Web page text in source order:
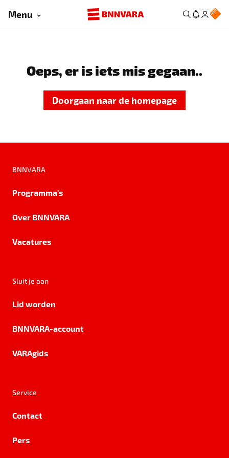
Menu
Oeps, er is iets mis gegaan..
Doorgaan naar de homepage
BNNVARA
Programma's
Over BNNVARA
Vacatures
Sluit je aan
Lid worden
BNNVARA-account
VARAgids
Service
Contact
Pers